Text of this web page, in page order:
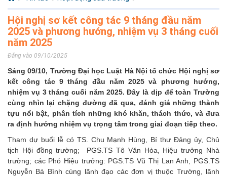
Hội nghị sơ kết công tác 9 tháng đầu năm
2025 và phương hướng, nhiệm vụ 3 tháng cuối
năm 2025
Đăng vào 09/10/2025
Sáng 09/10, Trường Đại học Luật Hà Nội tổ chức Hội nghị sơ
kết công tác 9 tháng đầu năm 2025 và phương hướng,
nhiệm vụ 3 tháng cuối năm 2025. Đây là dịp để toàn Trường
cùng nhìn lại chặng đường đã qua, đánh giá những thành
tựu nổi bật, phân tích những khó khăn, thách thức, và đưa
ra định hướng nhiệm vụ trọng tâm trong giai đoạn tiếp theo.
Tham dự buổi lễ có TS. Chu Mạnh Hùng, Bí thư Đảng ủy, Chủ
tịch Hội đồng trường; PGS.TS Tô Văn Hòa, Hiệu trưởng Nhà
trường; các Phó Hiệu trưởng: PGS.TS Vũ Thị Lan Anh, PGS.TS
Nguyễn Bá Bình cùng lãnh đạo các đơn vị thuộc Trường, lãnh